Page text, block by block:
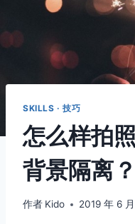
SKILLS · 技巧
怎么样拍
背景隔离？
作者 Kido 2019 年 6